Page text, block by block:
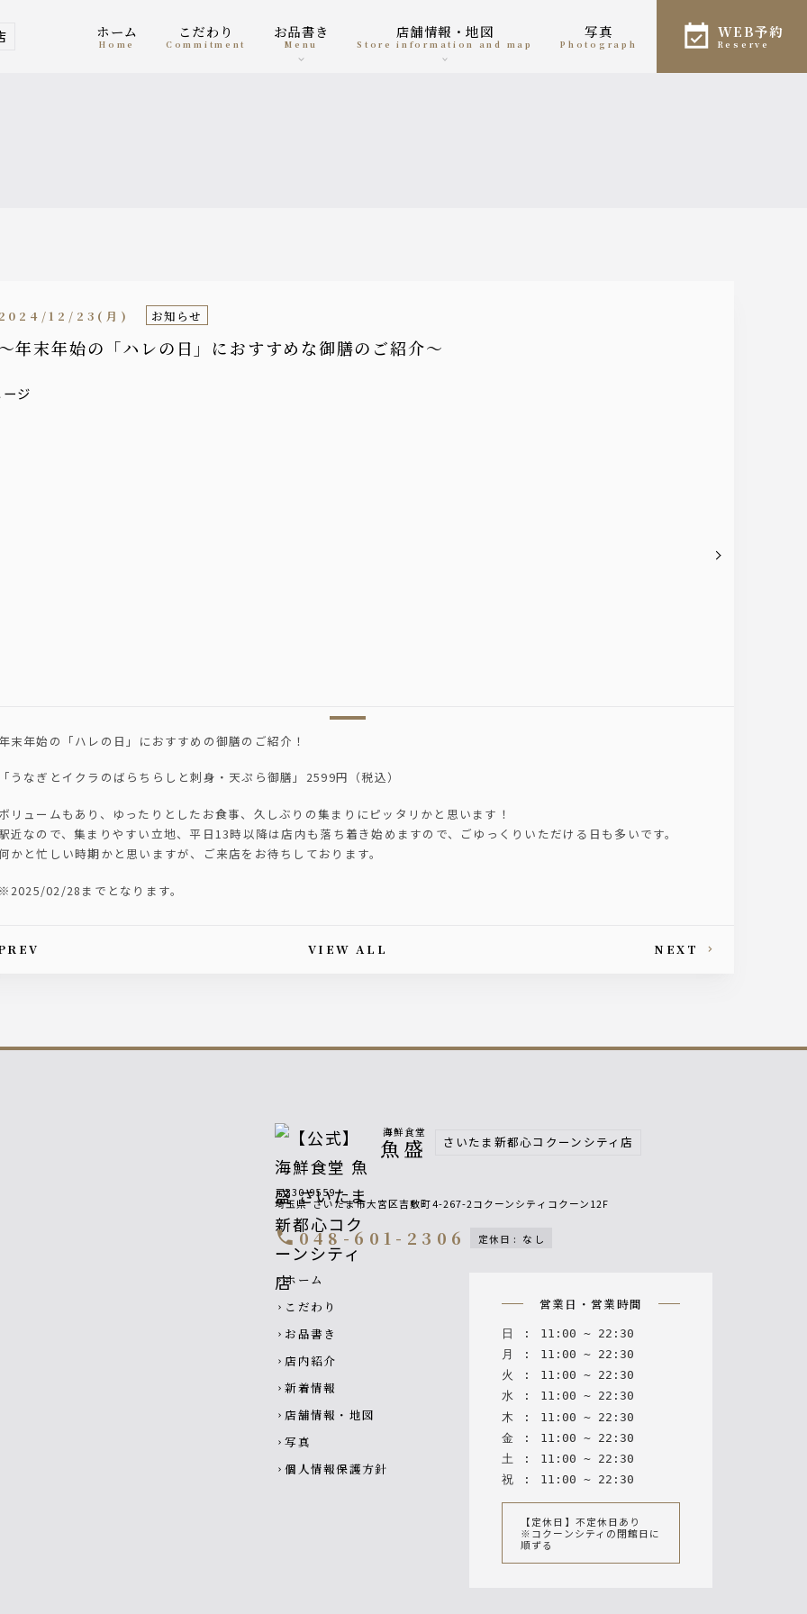
ホーム
home
こだわり
Commitment
お品書き
menu
店舗情報・地図
Store information and map
写真
photograph
WEB予約
reserve
年末年始の「ハレの日」におすすめな御膳のご紹介〜
12/23(月) お知らせ
末年始の「ハレの日」におすすめの御膳のご紹介！
うなぎとイクラのばらちらしと刺身・天ぷら御膳」2599円（税込）
リュームもあり、ゆったりとしたお食事、久しぶりの集まりにピッタリかと思います！
近なので、集まりやすい立地、平日13時以降は店内も落ち着き始めますので、ごゆっくりいただける日も多いです。
かと忙しい時期かと思いますが、ご来店をお待ちしております。
02/28までとなります。
article's paging VIEW ALL NEXT
海鮮食堂
魚盛 さいたま新都心コクーンシティ店
〒330-9559
埼玉県 さいたま市大宮区吉敷町4-267-2コクーンシティコクーン12F
call048-601-2306 定休日 : なし
Footer navigation
chevron_right ホーム
chevron_right こだわり
chevron_right お品書き
chevron_right 店内紹介
chevron_right 新着情報
chevron_right 店舗情報・地図
chevron_right 写真
chevron_right 個人情報保護方針
営業日・営業時間
日 : 11 : 00 ~ 22 : 30
月
: 11 : 00 ~ 22 : 30
火
: 11 : 00 ~ 22 : 30
水 : 11 : 00 ~ 22 : 30
木
: 11 : 00 ~ 22 : 30
金
: 11 : 00 ~ 22 : 30
土
: 11 : 00 ~ 22 : 30
祝 : 11 : 00 ~ 22 : 30
【定休日】不定休日あり
※コクーンシティの閉館日に
順ずる